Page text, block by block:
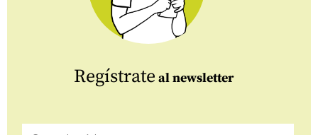
Regístrate al newsletter